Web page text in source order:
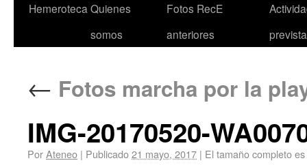
Hemeroteca Quienes
somos
Fotos RecE
anteriores
← Fotos marcha por la
IMG-20170520-
PorAteneo | Publicado21 mayo, 2017 | El tamaño completo